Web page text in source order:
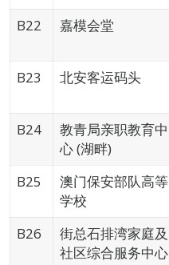
B22
嘉模会堂
B23
北安客运码头
B24
教青局亲职教育中
心 (湖畔)
B25
澳门保安部队高等
学校
B26
街总石排湾家庭及
社区综合服务中心